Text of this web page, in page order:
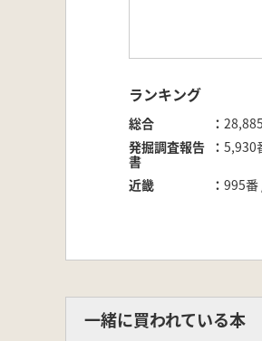
ランキング
総合
発掘調査報告
書
5,930
近畿 995番
一緒に買われている本